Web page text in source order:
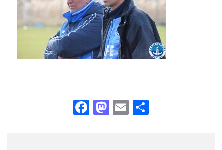
Facebook
Mastodon
Email